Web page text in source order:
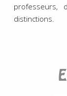
professeurs,
distinctions.